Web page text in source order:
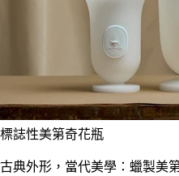
標誌性美第奇花瓶
古典外形，當代美學：蠟製美